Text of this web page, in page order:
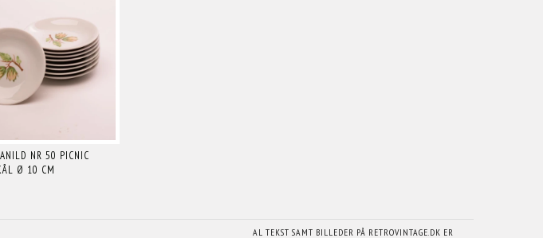
NR 50 PICNIC
Ø 10 CM
AL TEKST SAMT BILLEDER PÅ RETROVINTAGE.DK ER